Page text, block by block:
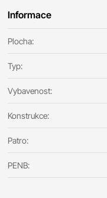
Informace
Plocha:
Typ:
Vybavenost:
Konstrukce:
Patro:
PENB: